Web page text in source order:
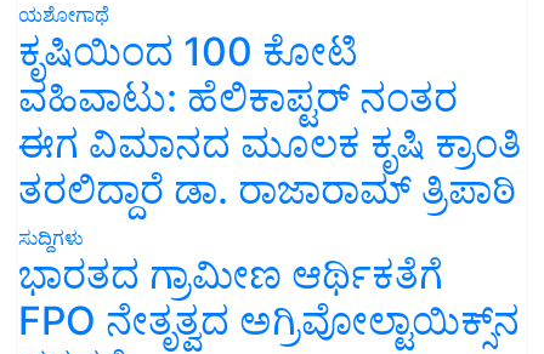
ಯಶೋಗಾಥೆ
ಕೃಷಿಯಿಂದ 100 ಕೋಟಿ
ವಹಿವಾಟು: ಹೆಲಿಕಾಪ್ಟರ್ ನಂತರ
ಈಗ ವಿಮಾನದ ಮೂಲಕ ಕೃಷಿ ಕ್ರಾಂತಿ
ತರಲಿದ್ದಾರೆ ಡಾ. ರಾಜಾರಾಮ್ ತ್ರಿಪಾಠಿ
ಸುದ್ದಿಗಳು
ಭಾರತದ ಗ್ರಾಮೀಣ ಆರ್ಥಿಕತೆಗೆ
FPO ನೇತೃತ್ವದ ಅಗ್ರಿವೋಲ್ಟಾಯಿಕ್ಸ್‌ನ